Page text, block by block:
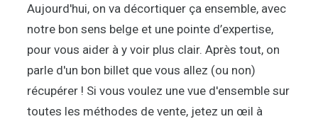
Aujourd'hui, on va décortiquer ça ensemble, avec
notre bon sens belge et une pointe d’expertise,
pour vous aider à y voir plus clair. Après tout, on
parle d'un bon billet que vous allez (ou non)
récupérer ! Si vous voulez une vue d'ensemble sur
toutes les méthodes de vente, jetez un œil à